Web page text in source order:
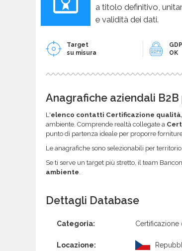
a titolo definitivo,
e validità dei dati.
Target
su misura
OK
Anagrafiche aziendali
L'elenco contatti Certificazione
ambiente. Comprende realtà collegate a
punto di partenza ideale per proporre
Le anagrafiche sono selezionabili per
Se ti serve un target più stretto, il team
ambiente
Dettagli Database
Categoria: Certificazione
Locazione: